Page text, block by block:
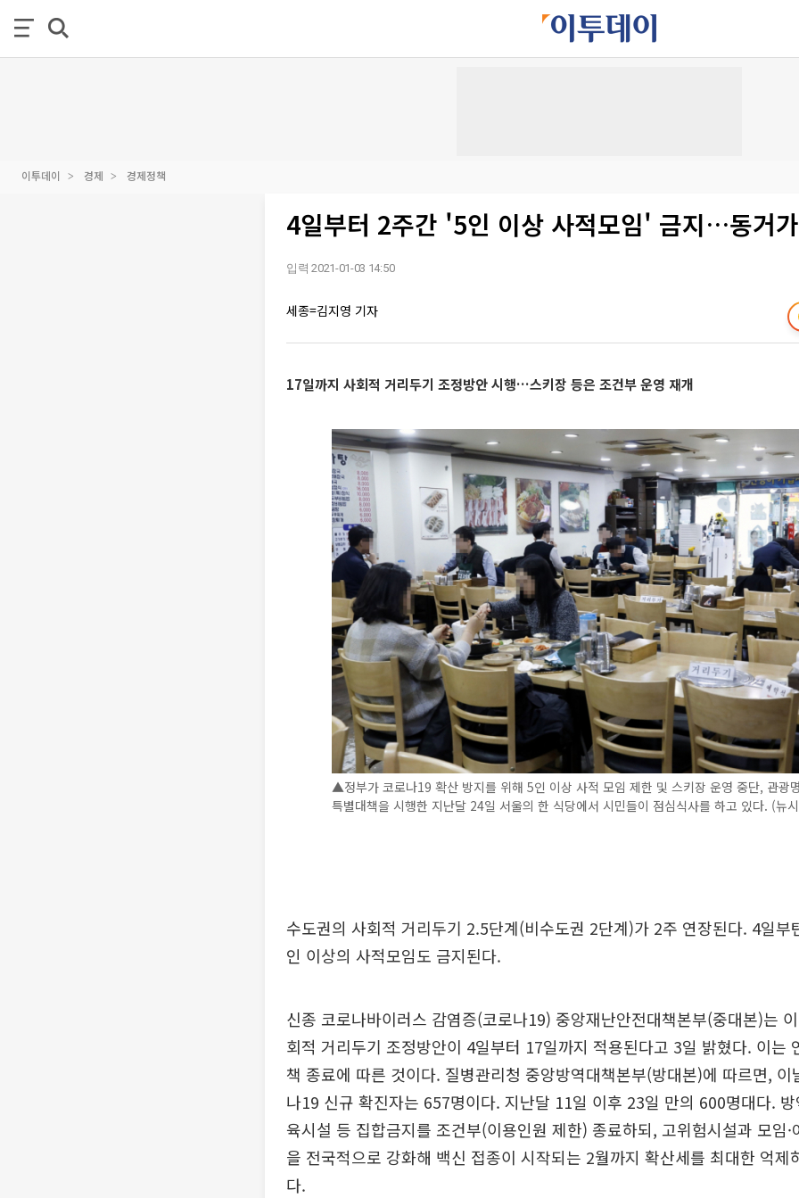
이투데이 경제 경제정책
4일부터 2주간 '5인 이상 사적모임' 금지…동거
입력 2021-01-03 14:50
세종=김지영 기자
17일까지 사회적 거리두기 조정방안 시행…스키장 등은 조건부 운영 재개
▲정부가 코로나19 확산 방지를 위해 5인 이상 사적 모임 제한 및 스키장 운영 중단, 관광
특별대책을 시행한 지난달 24일 서울의 한 식당에서 시민들이 점심식사를 하고 있다. (뉴
수도권의 사회적 거리두기 2.5단계(비수도권 2단계)가 2주 연장된다. 4일부
인 이상의 사적모임도 금지된다.
신종 코로나바이러스 감염증(코로나19) 중앙재난안전대책본부(중대본)는
회적 거리두기 조정방안이 4일부터 17일까지 적용된다고 3일 밝혔다. 이는
책 종료에 따른 것이다. 질병관리청 중앙방역대책본부(방대본)에 따르면,
나19 신규 확진자는 657명이다. 지난달 11일 이후 23일 만의 600명대다.
육시설 등 집합금지를 조건부(이용인원 제한) 종료하되, 고위험시설과 모임
을 전국적으로 강화해 백신 접종이 시작되는 2월까지 확산세를 최대한 억제
다.